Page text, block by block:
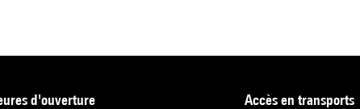
d'ouverture accès en transports